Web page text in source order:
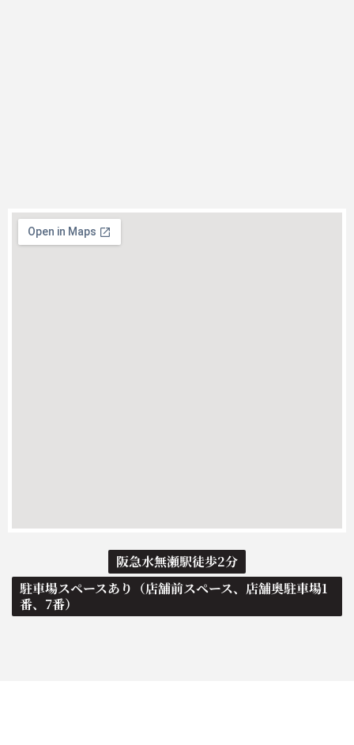
阪急水無瀬駅徒歩2分
駐車場スペースあり（店舗前スペース、店舗奥駐車場1
番、7番）